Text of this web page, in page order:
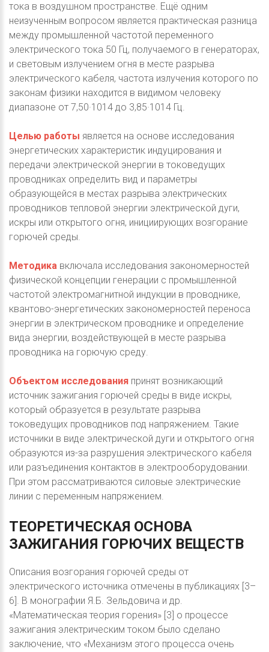
тока в воздушном пространстве. Ещё одним
неизученным вопросом является практическая разница
между промышленной частотой переменного
электрического тока 50 Гц, получаемого в генераторах,
и световым излучением огня в месте разрыва
электрического кабеля, частота излучения которого по
законам физики находится в видимом человеку
диапазоне от 7,50·1014 до 3,85·1014 Гц.
Целью работы является на основе исследования
энергетических характеристик индуцирования и
передачи электрической энергии в токоведущих
проводниках определить вид и параметры
образующейся в местах разрыва электрических
проводников тепловой энергии электрической дуги,
искры или открытого огня, инициирующих возгорание
горючей среды.
Методика включала исследования закономерностей
физической концепции генерации с промышленной
частотой электромагнитной индукции в проводнике,
квантово-энергетических закономерностей переноса
энергии в электрическом проводнике и определение
вида энергии, воздействующей в месте разрыва
проводника на горючую среду.
Объектом исследования принят возникающий
источник зажигания горючей среды в виде искры,
который образуется в результате разрыва
токоведущих проводников под напряжением. Такие
источники в виде электрической дуги и открытого огня
образуются из-за разрушения электрического кабеля
или разъединения контактов в электрооборудовании.
При этом рассматриваются силовые электрические
линии с переменным напряжением.
ТЕОРЕТИЧЕСКАЯ ОСНОВА
ЗАЖИГАНИЯ ГОРЮЧИХ ВЕЩЕСТВ
Описания возгорания горючей среды от
электрического источника отмечены в публикациях [3–
6]. В монографии Я.Б. Зельдовича и др.
«Математическая теория горения» [3] о процессе
зажигания электрическим током было сделано
заключение, что «Механизм этого процесса очень